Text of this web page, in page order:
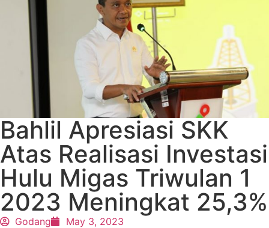
Bahlil Apresiasi SKK
Atas Realisasi Investasi
Hulu Migas Triwulan 1
2023 Meningkat 25,3%
Godang May 3, 2023